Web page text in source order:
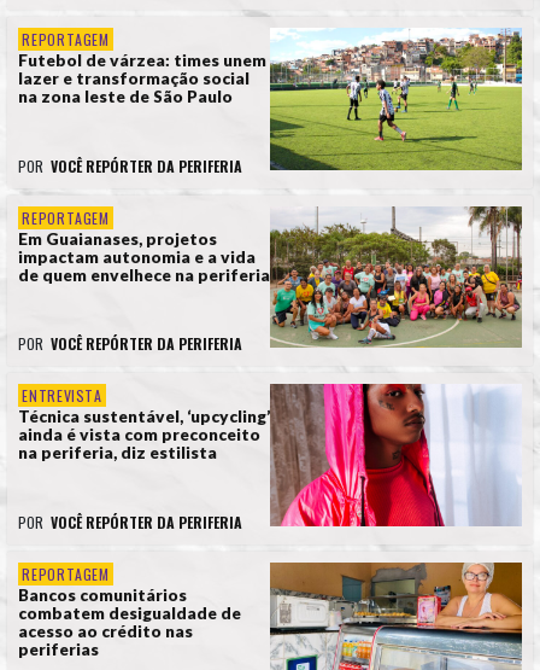
REPORTAGEM
Futebol de várzea: times unem
lazer e transformação social
na zona leste de São Paulo
POR VOCÊ REPÓRTER DA PERIFERIA
REPORTAGEM
Em Guaianases, projetos
impactam autonomia e a vida
de quem envelhece na periferia
POR VOCÊ REPÓRTER DA PERIFERIA
ENTREVISTA
Técnica sustentável, ‘upcycling’
ainda é vista com preconceito
na periferia, diz estilista
POR VOCÊ REPÓRTER DA PERIFERIA
REPORTAGEM
Bancos comunitários
combatem desigualdade de
acesso ao crédito nas
periferias